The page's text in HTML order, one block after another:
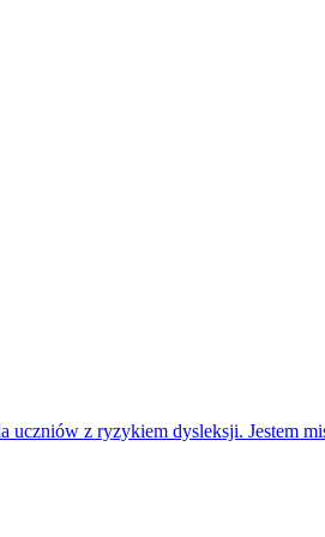
uczniów z ryzykiem dysleksji. Jestem